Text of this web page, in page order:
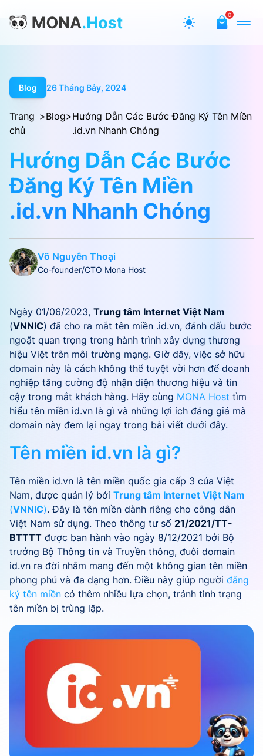
0
Blog 26 Tháng Bảy, 2024
Trang
chủ
>Blog>Hướng Dẫn Các Bước Đăng Ký Tên Miền
.id.vn Nhanh Chóng
Hướng Dẫn Các Bước
Đăng Ký Tên Miền
.id.vn Nhanh Chóng
Võ Nguyên Thoại
Co-founder/CTO Mona Host
Ngày 01/06/2023, Trung tâm Internet Việt Nam
(VNNIC) đã cho ra mắt tên miền .id.vn, đánh dấu bước
ngoặt quan trọng trong hành trình xây dựng thương
hiệu Việt trên môi trường mạng. Giờ đây, việc sở hữu
domain này là cách không thể tuyệt vời hơn để doanh
nghiệp tăng cường độ nhận diện thương hiệu và tin
cậy trong mắt khách hàng. Hãy cùng MONA Host tìm
hiểu tên miền id.vn là gì và những lợi ích đáng giá mà
domain này đem lại ngay trong bài viết dưới đây.
Tên miền id.vn là gì?
Tên miền id.vn là tên miền quốc gia cấp 3 của Việt
Nam, được quản lý bởi Trung tâm Internet Việt Nam
(VNNIC). Đây là tên miền dành riêng cho công dân
Việt Nam sử dụng. Theo thông tư số 21/2021/TT-
BTTTT được ban hành vào ngày 8/12/2021 bởi Bộ
trưởng Bộ Thông tin và Truyền thông, đuôi domain
id.vn ra đời nhằm mang đến một không gian tên miền
phong phú và đa dạng hơn. Điều này giúp người đăng
ký tên miền có thêm nhiều lựa chọn, tránh tình trạng
tên miền bị trùng lặp.